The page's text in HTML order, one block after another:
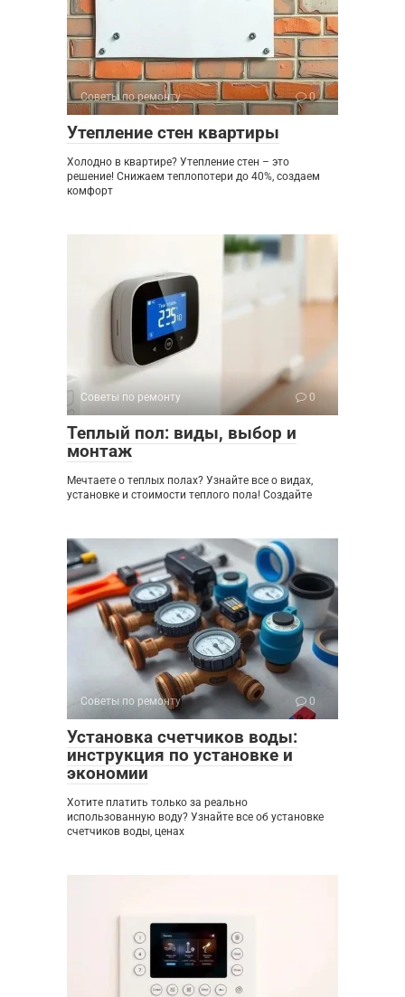
Советы по ремонту 0
Утепление стен квартиры
Холодно в квартире? Утепление стен – это
решение! Снижаем теплопотери до 40%, создаем
комфорт
Советы по ремонту 0
Теплый пол: виды, выбор и
монтаж
Мечтаете о теплых полах? Узнайте все о видах,
установке и стоимости теплого пола! Создайте
Советы по ремонту 0
Установка счетчиков воды:
инструкция по установке и
экономии
Хотите платить только за реально
использованную воду? Узнайте все об установке
счетчиков воды, ценах